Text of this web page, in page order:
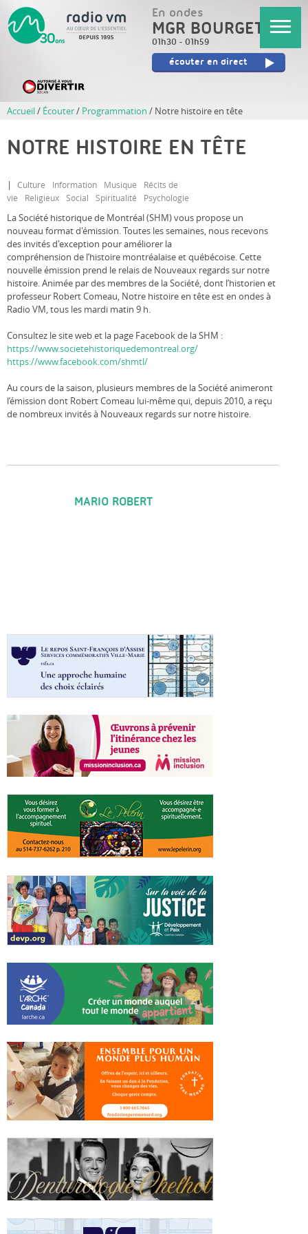
au
contenu
En ondes
MGR BOURGET
01h30 - 01h59
écouter en direct
Accueil/ Écouter/ Programmation / Notre histoire en tête
NOTRE HISTOIRE EN TÊTE
Culture Information Musique
Récits de
vie
Religieux Social Spiritualité Psychologie
La Société historique de Montréal (SHM) vous propose un
nouveau format d'émission. Toutes les semaines, nous recevons
des invités d'exception pour améliorer la
compréhension de l’histoire montréalaise et québécoise. Cette
nouvelle émission prend le relais de Nouveaux regards sur notre
histoire. Animée par des membres de la Société, dont l’historien et
professeur Robert Comeau, Notre histoire en tête est en ondes à
Radio VM, tous les mardi matin 9 h.
Consultez le site web et la page Facebook de la SHM :
https://www.societehistoriquedemontreal.org/
https://www.facebook.com/shmtl/
Au cours de la saison, plusieurs membres de la Société animeront
l’émission dont Robert Comeau lui-même qui, depuis 2010, a reçu
de nombreux invités à Nouveaux regards sur notre histoire.
MARIO ROBERT